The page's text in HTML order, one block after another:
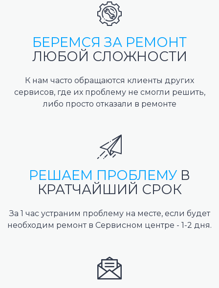
БЕРЕМСЯ ЗА РЕМОНТ
ЛЮБОЙ СЛОЖНОСТИ
К нам часто обращаются клиенты других
сервисов, где их проблему не смогли решить,
либо просто отказали в ремонте
РЕШАЕМ ПРОБЛЕМУ В
КРАТЧАЙШИЙ СРОК
За 1 час устраним проблему на месте, если будет
необходим ремонт в Сервисном центре - 1-2 дня.